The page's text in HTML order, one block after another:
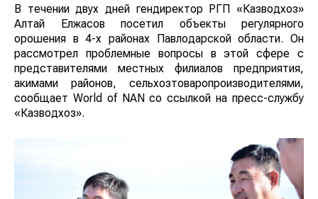
В течении двух дней гендиректор РГП «Казводхоз»
Алтай Елжасов посетил объекты регулярного
орошения в 4-х районах Павлодарской области. Он
рассмотрел проблемные вопросы в этой сфере с
представителями местных филиалов предприятия,
акимами районов, сельхозтоваропроизводителями,
сообщает World of NAN со ссылкой на пресс-службу
«Казводхоз».